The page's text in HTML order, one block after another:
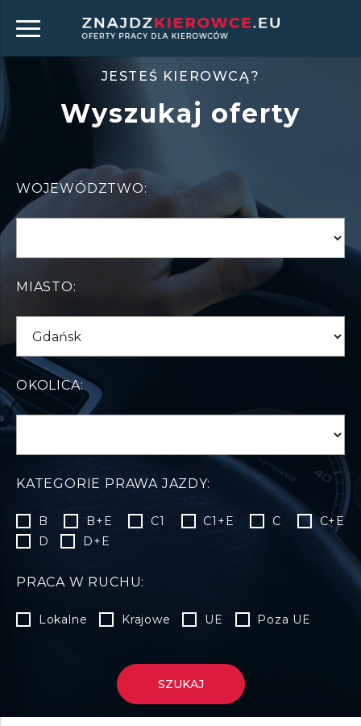
JESTEŚ KIEROWCĄ?
Wyszukaj oferty
WOJEWÓDZTWO:
MIASTO:
OKOLICA:
KATEGORIE PRAWA JAZDY:
B B+E C1 C1+E C
C+E
D
D+E
PRACA W RUCHU:
Lokalne Krajowe UE Poza UE
SZUKAJ